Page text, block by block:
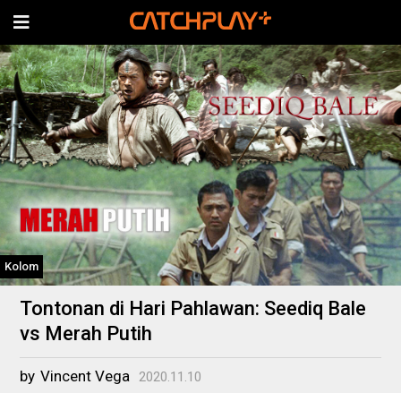
Kolom
Tontonan di Hari Pahlawan: Seediq Bale
vs Merah Putih
by Vincent Vega 2020.11.10